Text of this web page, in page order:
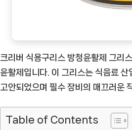
크리버 식용구리스 방청윤활제 그리
윤활제입니다. 이 그리스는 식음료
고안되었으며 필수 장비의 매끄러운
Table of Contents